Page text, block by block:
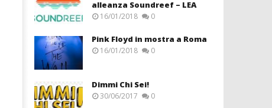
alleanza Soundreef – LEA
16/01/2018 0
Pink Floyd in mostra a Roma
16/01/2018 0
Dimmi Chi Sei!
30/06/2017 0